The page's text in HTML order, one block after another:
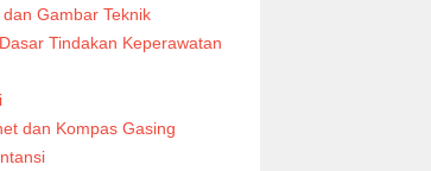
Gambar Teknik
Tindakan Keperawatan
dan Kompas Gasing